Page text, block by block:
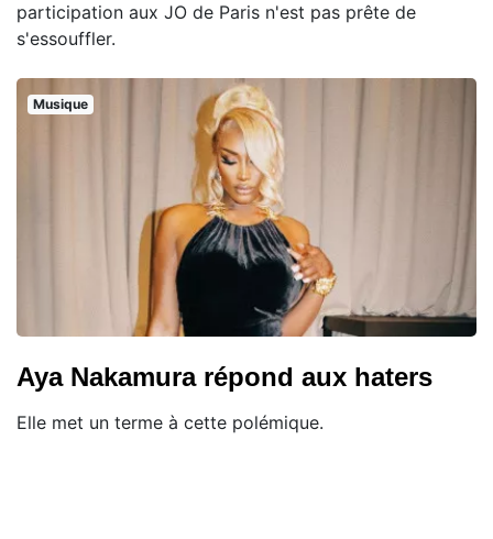
participation aux JO de Paris n'est pas prête de
s'essouffler.
Musique
Aya Nakamura répond aux haters
Elle met un terme à cette polémique.